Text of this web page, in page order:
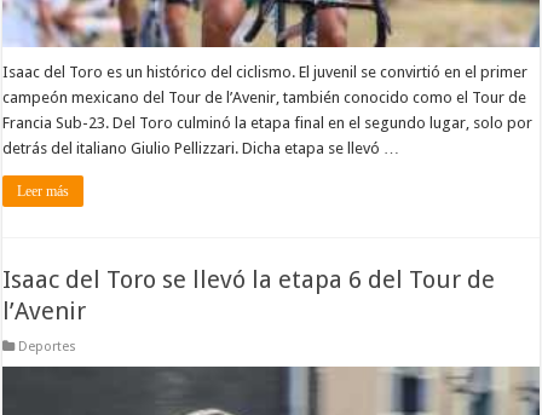
Isaac del Toro es un histórico del ciclismo. El juvenil se convirtió en el primer
campeón mexicano del Tour de l’Avenir, también conocido como el Tour de
Francia Sub-23. Del Toro culminó la etapa final en el segundo lugar, solo por
detrás del italiano Giulio Pellizzari. Dicha etapa se llevó …
Leer más
Isaac del Toro se llevó la etapa 6 del Tour de
l’Avenir
Deportes